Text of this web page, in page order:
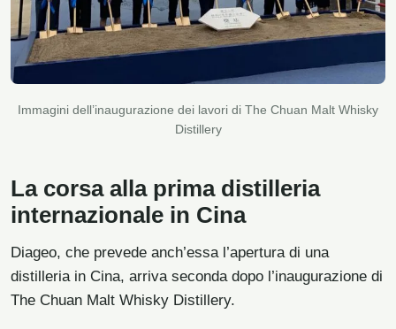
Immagini dell’inaugurazione dei lavori di The Chuan Malt Whisky
Distillery
La corsa alla prima distilleria
internazionale in Cina
Diageo, che prevede anch’essa l’apertura di una
distilleria in Cina, arriva seconda dopo l’inaugurazione di
The Chuan Malt Whisky Distillery.